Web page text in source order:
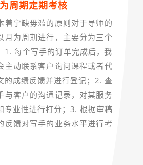
周期定期考核
着宁缺毋滥的原则对于导师的
月为周期进行，主要分为三个
1. 每个写手的订单完成后，我
主动联系客户询问课程或者代
的成绩反馈并进行登记；2. 查
与客户的沟通记录，对其服务
专业性进行打分；3. 根据审稿
反馈对写手的业务水平进行考